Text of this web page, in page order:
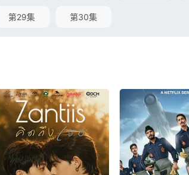
第29集 第30集